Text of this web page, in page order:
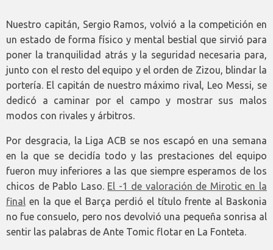
Nuestro capitán, Sergio Ramos, volvió a la competición en
un estado de forma físico y mental bestial que sirvió para
poner la tranquilidad atrás y la seguridad necesaria para,
junto con el resto del equipo y el orden de Zizou, blindar la
portería. El capitán de nuestro máximo rival, Leo Messi, se
dedicó a caminar por el campo y mostrar sus malos
modos con rivales y árbitros.
Por desgracia, la Liga ACB se nos escapó en una semana
en la que se decidía todo y las prestaciones del equipo
fueron muy inferiores a las que siempre esperamos de los
chicos de Pablo Laso. El -1 de valoración de Mirotic en la
final en la que el Barça perdió el título frente al Baskonia
no fue consuelo, pero nos devolvió una pequeña sonrisa al
sentir las palabras de Ante Tomic flotar en La Fonteta.